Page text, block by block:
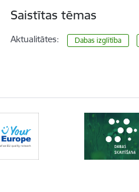
Saistītas tēmas
Aktualitātes: Dabas izglītība